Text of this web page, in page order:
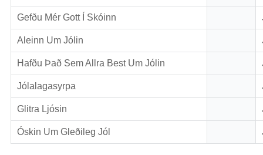
Gefðu Mér Gott Í Skóinn
Aleinn Um Jólin
Hafðu Það Sem Allra Best Um Jólin
Jólalagasyrpa
Glitra Ljósin
Óskin Um Gleðileg Jól